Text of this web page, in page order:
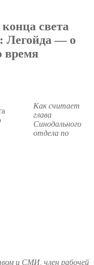
света
Легойда — о
время
Как считает
глава
Синодального
отдела по
и СМИ, член рабочей